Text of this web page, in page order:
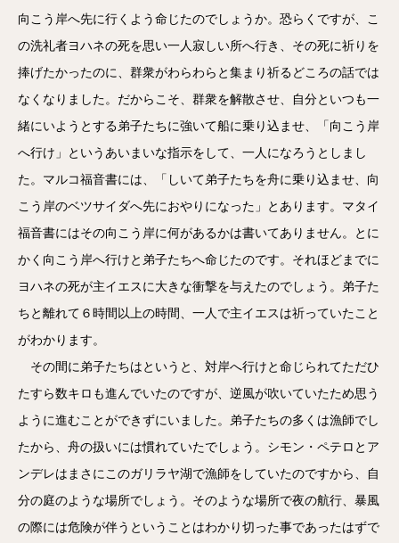
向こう岸へ先に行くよう命じたのでしょうか。恐らくですが、こ
の洗礼者ヨハネの死を思い一人寂しい所へ行き、その死に祈りを
捧げたかったのに、群衆がわらわらと集まり祈るどころの話では
なくなりました。だからこそ、群衆を解散させ、自分といつも一
緒にいようとする弟子たちに強いて船に乗り込ませ、「向こう岸
へ行け」というあいまいな指示をして、一人になろうとしまし
た。マルコ福音書には、「しいて弟子たちを舟に乗り込ませ、向
こう岸のベツサイダへ先におやりになった」とあります。マタイ
福音書にはその向こう岸に何があるかは書いてありません。とに
かく向こう岸へ行けと弟子たちへ命じたのです。それほどまでに
ヨハネの死が主イエスに大きな衝撃を与えたのでしょう。弟子た
ちと離れて６時間以上の時間、一人で主イエスは祈っていたこと
がわかります。
その間に弟子たちはというと、対岸へ行けと命じられてただひ
たすら数キロも進んでいたのですが、逆風が吹いていたため思う
ように進むことができずにいました。弟子たちの多くは漁師でし
たから、舟の扱いには慣れていたでしょう。シモン・ペテロとア
ンデレはまさにこのガリラヤ湖で漁師をしていたのですから、自
分の庭のような場所でしょう。そのような場所で夜の航行、暴風
の際には危険が伴うということはわかり切った事であったはずで